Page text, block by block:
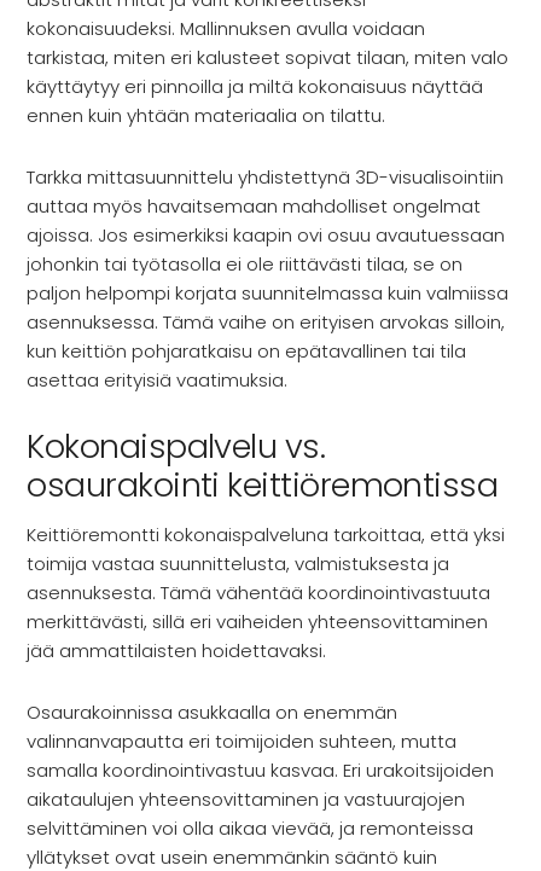
kokonaisuudeksi. Mallinnuksen avulla voidaan
tarkistaa, miten eri kalusteet sopivat tilaan, miten valo
käyttäytyy eri pinnoilla ja miltä kokonaisuus näyttää
ennen kuin yhtään materiaalia on tilattu.
Tarkka mittasuunnittelu yhdistettynä 3D-visualisointiin
auttaa myös havaitsemaan mahdolliset ongelmat
ajoissa. Jos esimerkiksi kaapin ovi osuu avautuessaan
johonkin tai työtasolla ei ole riittävästi tilaa, se on
paljon helpompi korjata suunnitelmassa kuin valmiissa
asennuksessa. Tämä vaihe on erityisen arvokas silloin,
kun keittiön pohjaratkaisu on epätavallinen tai tila
asettaa erityisiä vaatimuksia.
Kokonaispalvelu vs.
osaurakointi keittiöremontissa
Keittiöremontti kokonaispalveluna tarkoittaa, että yksi
toimija vastaa suunnittelusta, valmistuksesta ja
asennuksesta. Tämä vähentää koordinointivastuuta
merkittävästi, sillä eri vaiheiden yhteensovittaminen
jää ammattilaisten hoidettavaksi.
Osaurakoinnissa asukkaalla on enemmän
valinnanvapautta eri toimijoiden suhteen, mutta
samalla koordinointivastuu kasvaa. Eri urakoitsijoiden
aikataulujen yhteensovittaminen ja vastuurajojen
selvittäminen voi olla aikaa vievää, ja remonteissa
yllätykset ovat usein enemmänkin sääntö kuin